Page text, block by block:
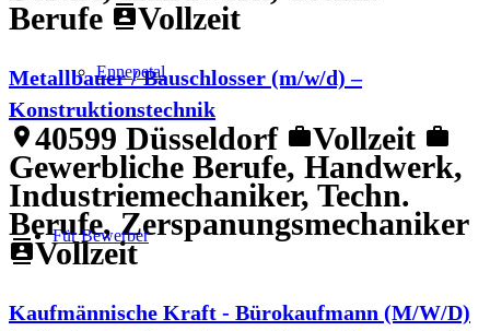
Ennepetal
Für Bewerber
Berufe contactsVollzeit
Metallbauer / Bauschlosser (m/w/d) –
Konstruktionstechnik
location_on 40599 Düsseldorf workVollzeit work
Gewerbliche Berufe, Handwerk,
Industriemechaniker, Techn.
Berufe, Zerspanungsmechaniker
contactsVollzeit
Kaufmännische Kraft - Bürokaufmann (M/W/D)